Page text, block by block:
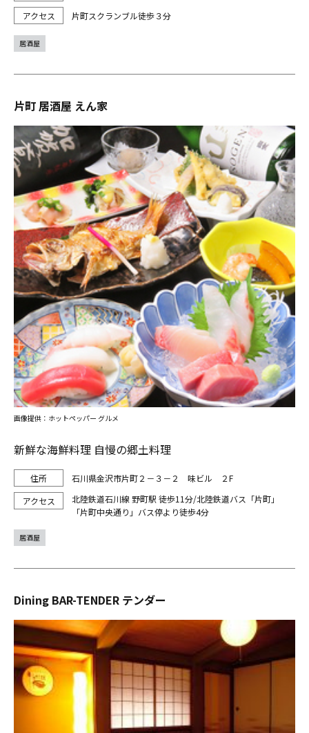
片町スクランブル徒歩３分
居酒屋
片町 居酒屋 えん家
新鮮な海鮮料理 自慢の郷土料理
石川県金沢市片町２－３－２ 味ビル ２F
北陸鉄道石川線 野町駅 徒歩11分/北陸鉄道バス「片町」
「片町中央通り」バス停より徒歩4分
画像提供：ホットペッパー グルメ
居酒屋
Dining BAR-TENDER テンダー